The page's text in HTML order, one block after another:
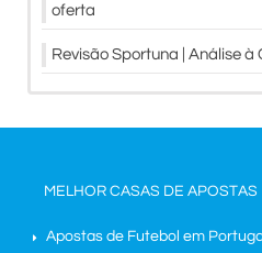
oferta
Revisão Sportuna | Análise
MELHOR CASAS DE APOSTAS
Apostas de Futebol em